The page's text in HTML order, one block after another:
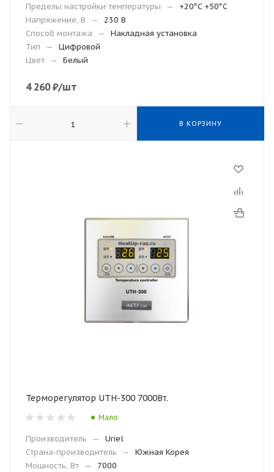
Пределы настройки температуры
—
+20°C +50°C
Напряжение, В
—
230 В
Способ монтажа
—
Накладная установка
Тип
—
Цифровой
Цвет
— Белый
4 260₽/шт
В КОРЗИНУ
Терморегулятор UTH-300 7000Вт.
Мало
Производитель —
Uriel
Страна-производитель
—
Южная Корея
Мощность, Вт
—
7000